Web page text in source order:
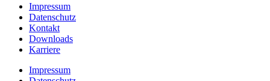
Impressum
Datenschutz
Kontakt
Downloads
Karriere
Impressum